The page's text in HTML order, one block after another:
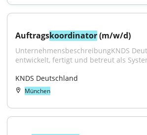
Auftragskoordinator (m/w/d)
UnternehmensbeschreibungKNDS
entwickelt, fertigt und betreut als
KNDS Deutschland
München